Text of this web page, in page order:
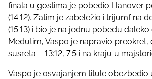
finala u gostima je pobedio Hanover
(14:12). Zatim je zabeležio i trijumf na
(15:13) i bio je na jednu pobedu
Međutim, Vaspo je napravio preokret,
susreta – 13:12, 7:5 i na kraju u
Vaspo je osvajanjem titule obezbedio